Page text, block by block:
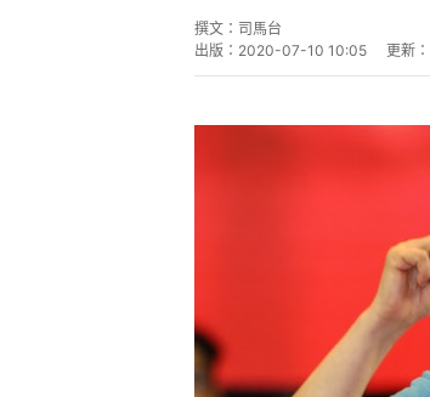
撰文： 司馬台
出版： 2020-07-10 10:05 更新：